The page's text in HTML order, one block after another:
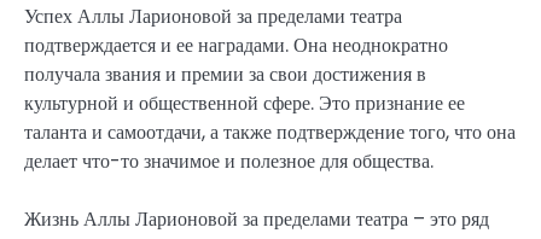
Успех Аллы Ларионовой за пределами театра
подтверждается и ее наградами. Она неоднократно
получала звания и премии за свои достижения в
культурной и общественной сфере. Это признание ее
таланта и самоотдачи, а также подтверждение того, что она
делает что-то значимое и полезное для общества.
Жизнь Аллы Ларионовой за пределами театра – это ряд